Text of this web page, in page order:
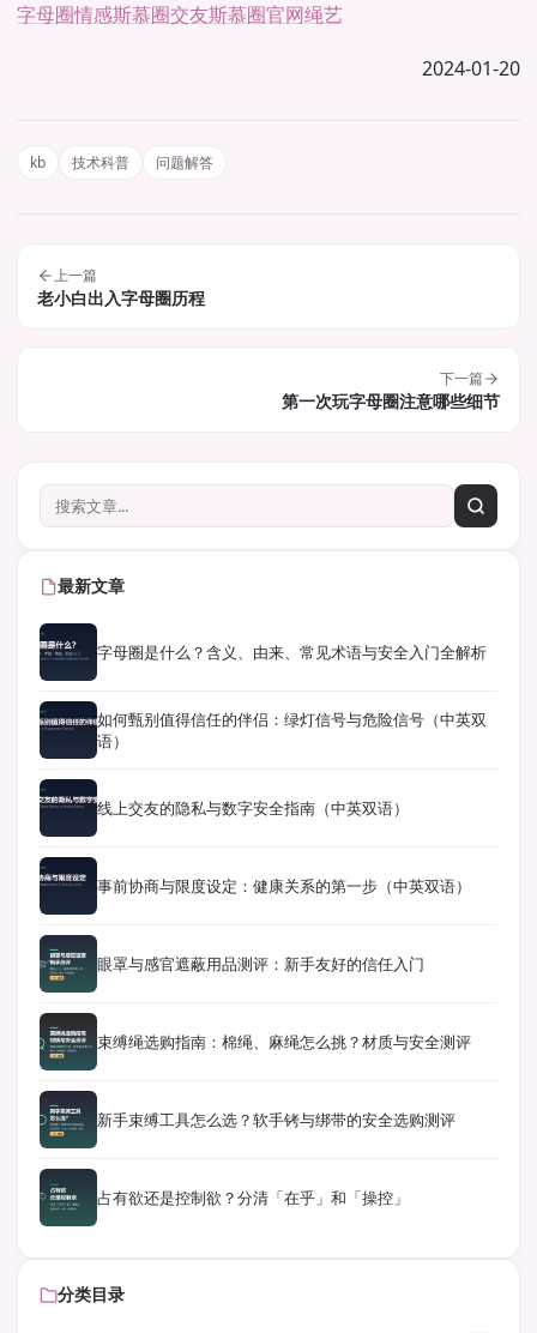
字母圈情感斯慕圈交友斯慕圈官网绳艺
2024-01-20
kb 技术科普 问题解答
上一篇
老小白出入字母圈历程
下一篇
第一次玩字母圈注意哪些细节
最新文章
字母圈是什么？含义、由来、常见术语与安全入门全解析
如何甄别值得信任的伴侣：绿灯信号与危险信号（中英双
语）
线上交友的隐私与数字安全指南（中英双语）
事前协商与限度设定：健康关系的第一步（中英双语）
眼罩与感官遮蔽用品测评：新手友好的信任入门
束缚绳选购指南：棉绳、麻绳怎么挑？材质与安全测评
新手束缚工具怎么选？软手铐与绑带的安全选购测评
占有欲还是控制欲？分清「在乎」和「操控」
分类目录